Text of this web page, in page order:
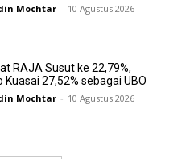
Mochtar - 10 Agustus 2026
RAJA Susut ke 22,79%,
Kuasai 27,52% sebagai UBO
Mochtar - 10 Agustus 2026